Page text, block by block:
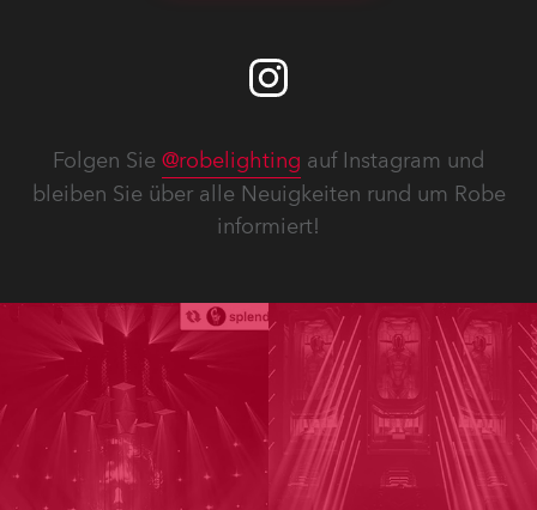
Folgen Sie @robelighting auf Instagram und
bleiben Sie über alle Neuigkeiten rund um Robe
informiert!